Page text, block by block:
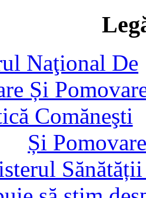
Și